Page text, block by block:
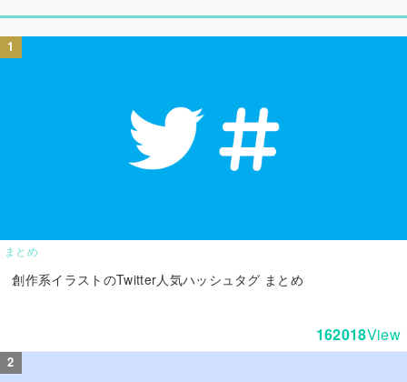
まとめ
創作系イラストのTwitter人気ハッシュタグ まとめ
162018View